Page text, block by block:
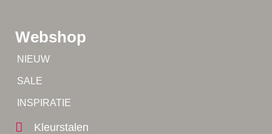
Webshop
NIEUW
SALE
INSPIRATIE
Kleurstalen